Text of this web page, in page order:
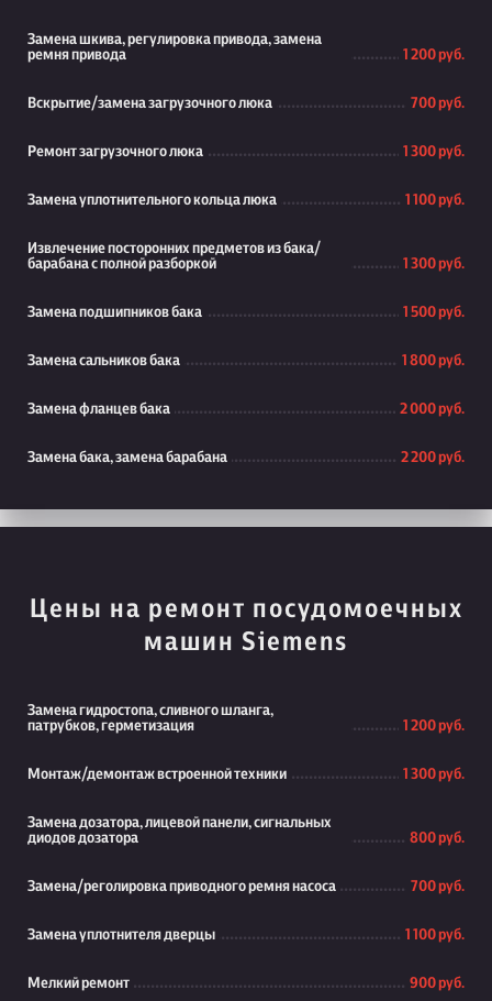
Замена шкива, регулировка привода, замена
ремня привода
1 200 руб.
Вскрытие/замена загрузочного люка 700 руб.
Ремонт загрузочного люка 1 300 руб.
Замена уплотнительного кольца люка 1 100 руб.
Извлечение посторонних предметов из бака/
барабана с полной разборкой
1 300 руб.
Замена подшипников бака 1 500 руб.
Замена сальников бака 1 800 руб.
Замена фланцев бака 2 000 руб.
Замена бака, замена барабана 2 200 руб.
Цены на ремонт посудомоечных
машин Siemens
Замена гидростопа, сливного шланга,
патрубков, герметизация
1 200 руб.
Монтаж/демонтаж встроенной техники 1 300 руб.
Замена дозатора, лицевой панели, сигнальных
диодов дозатора
800 руб.
Замена/реголировка приводного ремня насоса 700 руб.
Замена уплотнителя дверцы 1 100 руб.
Мелкий ремонт 900 руб.